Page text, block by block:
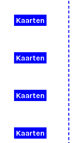
Kaarten
Kaarten
Kaarten
Kaarten